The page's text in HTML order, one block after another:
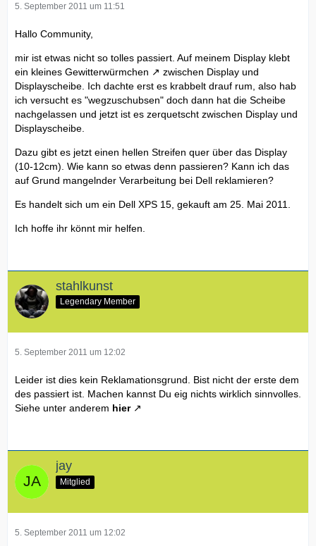
5. September 2011 um 11:51
Hallo Community,
mir ist etwas nicht so tolles passiert. Auf meinem Display klebt
ein kleines Gewitterwürmchen
zwischen Display und
Displayscheibe. Ich dachte erst es krabbelt drauf rum, also hab
ich versucht es "wegzuschubsen" doch dann hat die Scheibe
nachgelassen und jetzt ist es zerquetscht zwischen Display und
Displayscheibe.
Dazu gibt es jetzt einen hellen Streifen quer über das Display
(10-12cm). Wie kann so etwas denn passieren? Kann ich das
auf Grund mangelnder Verarbeitung bei Dell reklamieren?
Es handelt sich um ein Dell XPS 15, gekauft am 25. Mai 2011.
Ich hoffe ihr könnt mir helfen.
stahlkunst
Legendary Member
5. September 2011 um 12:02
Leider ist dies kein Reklamationsgrund. Bist nicht der erste dem
des passiert ist. Machen kannst Du eig nichts wirklich sinnvolles.
Siehe unter anderem hier
jay
Mitglied
5. September 2011 um 12:02